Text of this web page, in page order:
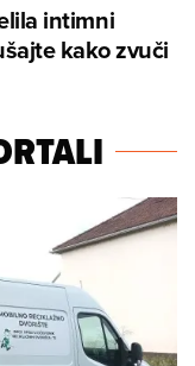
intimni
kako zvuči